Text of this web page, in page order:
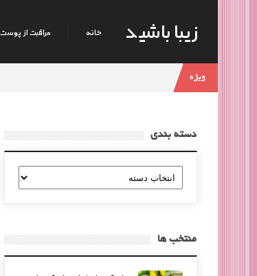
زیبا باشید خانه مراقبت از پوست
ویژه
دسته بندی
دسته
بندی
منتخب ها